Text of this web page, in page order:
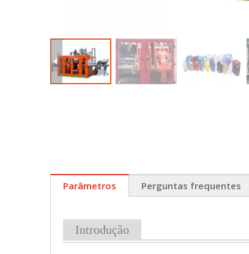
Parâmetros Perguntas frequentes
Introdução